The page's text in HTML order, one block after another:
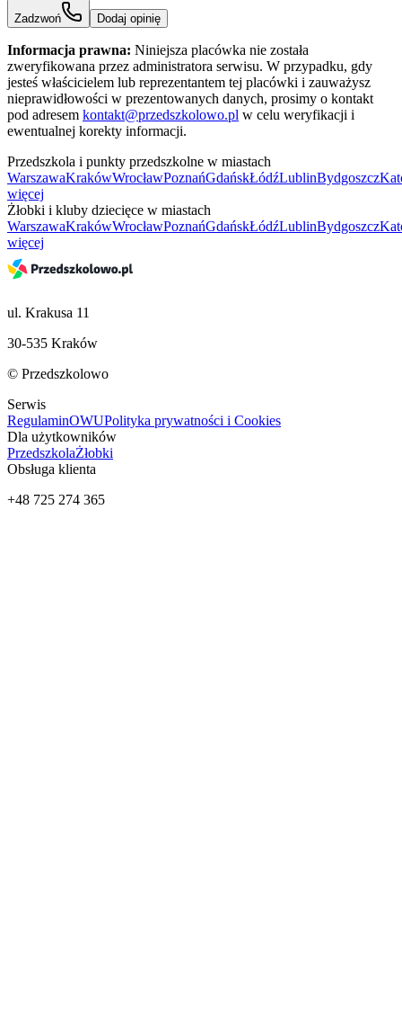
Zadzwoń Dodaj opinię
Informacja prawna: Niniejsza placówka nie została
zweryfikowana przez administratora serwisu. W przypadku, gdy
jesteś właścicielem lub reprezentantem tej placówki i zauważysz
nieprawidłowości w prezentowanych danych, prosimy o kontakt
pod adresem kontakt@przedszkolowo.pl w celu weryfikacji i
ewentualnej korekty informacji.
Przedszkola i punkty przedszkolne w miastach
WarszawaKrakówWrocławPoznańGdańskŁódźLublinBydgoszcz
więcej
Żłobki i kluby dziecięce w miastach
WarszawaKrakówWrocławPoznańGdańskŁódźLublinBydgoszcz
więcej
ul. Krakusa 11
30-535 Kraków
© Przedszkolowo
Serwis
RegulaminOWUPolityka prywatności i Cookies
Dla użytkowników
PrzedszkolaŻłobki
Obsługa klienta
+48 725 274 365